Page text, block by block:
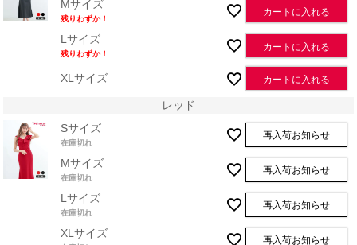
Mサイズ
残りわずか！
カートに入れる
Lサイズ
残りわずか！
カートに入れる
XLサイズ カートに入れる
レッド
Sサイズ
在庫切れ
再入荷お知らせ
Mサイズ
在庫切れ
再入荷お知らせ
Lサイズ
在庫切れ
再入荷お知らせ
XLサイズ
再入荷お知らせ